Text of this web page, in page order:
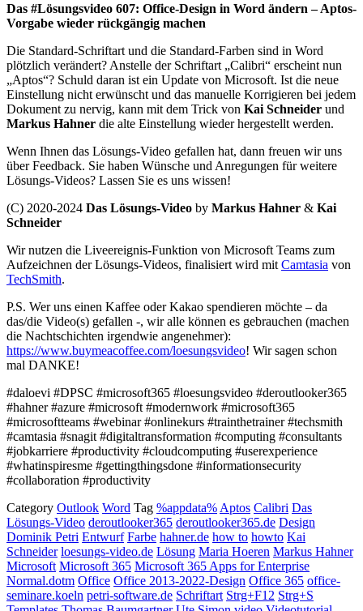
Das #Lösungsvideo 607: Office-Design in Word ändern – Aptos-
Vorgabe wieder rückgängig machen
Die Standard-Schriftart und die Standard-Farben sind in Word
plötzlich verändert? Anstelle der Schriftart „Calibri“ erscheint nun
„Aptos“? Schuld daran ist ein Update von Microsoft. Ist die neue
Einstellung nicht erwünscht und das manuelle Korrigieren bei jedem
Dokument zu nervig, kann mit dem Trick von Kai Schneider und
Markus Hahner die alte Einstellung wieder hergestellt werden.
Wenn Ihnen das Lösungs-Video gefallen hat, dann freuen wir uns
über Feedback. Sie haben Wünsche und Anregungen für weitere
Lösungs-Videos? Lassen Sie es uns wissen!
(C) 2020-2024 Das Lösungs-Video by Markus Hahner & Kai
Schneider
Wir nutzen die Liveereignis-Funktion von Microsoft Teams zum
Aufzeichnen der Lösungs-Videos, finalisiert wird mit Camtasia von
TechSmith.
P.S. Wer uns einen Kaffee oder Kakao spendieren möchte – da
das/die Video(s) gefallen -, wir alle können es gebrauchen (machen
die Nachtschichten irgendwie angenehmer):
https://www.buymeacoffee.com/loesungsvideo! Wir sagen schon
mal DANKE!
#daloevi #DPSC #microsoft365 #loesungsvideo #deroutlooker365
#hahner #azure #microsoft #modernwork #microsoft365
#microsoftteams #webinar #onlinekurs #trainthetrainer #techsmith
#camtasia #snagit #digitaltransformation #computing #consultants
#jobkarriere #productivity #cloudcomputing #userexperience
#whatinspiresme #gettingthingsdone #informationsecurity
#collaboration #productivity
Category Outlook Word Tag %appdata% Aptos Calibri Das
Lösungs-Video deroutlooker365 deroutlooker365.de Design
Dominik Petri Entwurf Farbe hahner.de how to howto Kai
Schneider loesungs-video.de Lösung Maria Hoeren Markus Hahner
Microsoft Microsoft 365 Microsoft 365 Apps for Enterprise
Normal.dotm Office Office 2013-2022-Design Office 365 office-
seminare.koeln petri-software.de Schriftart Strg+F12 Strg+S